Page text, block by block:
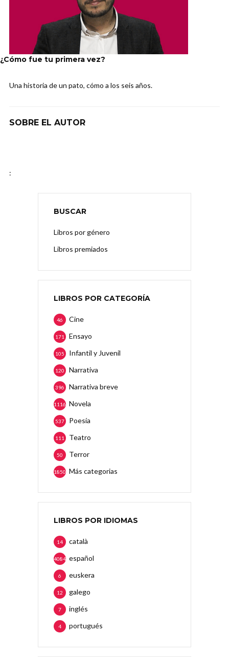
¿Cómo fue tu primera vez?
Una historia de un pato, cómo a los seis años.
SOBRE EL AUTOR
:
BUSCAR
Libros por género
Libros premiados
LIBROS POR CATEGORÍA
Cine
46
Ensayo
171
Infantil y Juvenil
105
Narrativa
120
Narrativa breve
396
Novela
1116
Poesía
537
Teatro
111
Terror
50
Más categorias
1850
LIBROS POR IDIOMAS
català
14
español
4084
euskera
6
galego
12
inglés
7
portugués
4